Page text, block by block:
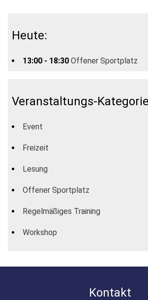
Heute:
13:00 - 18:30 Offener Sportplatz
Veranstaltungs-
Event
Freizeit
Lesung
Offener Sportplatz
Regelmäßiges Training
Workshop
Kontakt